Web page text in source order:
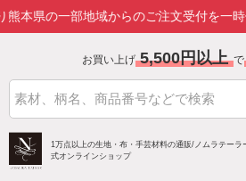
一部地域からのご注文受付を一時停止し
お買い上げ 5,500円以上 で
1万点以上の生地・布・手芸材料の通販/ ノムラテーラ
式オンラインショップ